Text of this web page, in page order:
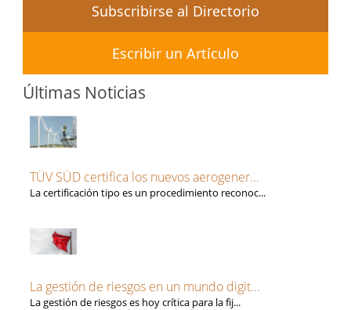
Subscribirse al Directorio
Escribir un Artículo
Últimas Noticias
TÜV SÜD certifica los nuevos aerogener...
La certificación tipo es un procedimiento reconoc...
La gestión de riesgos en un mundo digit...
La gestión de riesgos es hoy crítica para la fij...